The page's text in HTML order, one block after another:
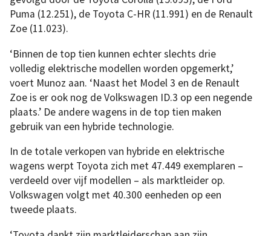
Puma (12.251), de Toyota C-HR (11.991) en de Renault
Zoe (11.023).
‘Binnen de top tien kunnen echter slechts drie
volledig elektrische modellen worden opgemerkt,’
voert Munoz aan. ‘Naast het Model 3 en de Renault
Zoe is er ook nog de Volkswagen ID.3 op een negende
plaats.’ De andere wagens in de top tien maken
gebruik van een hybride technologie.
In de totale verkopen van hybride en elektrische
wagens werpt Toyota zich met 47.449 exemplaren –
verdeeld over vijf modellen – als marktleider op.
Volkswagen volgt met 40.300 eenheden op een
tweede plaats.